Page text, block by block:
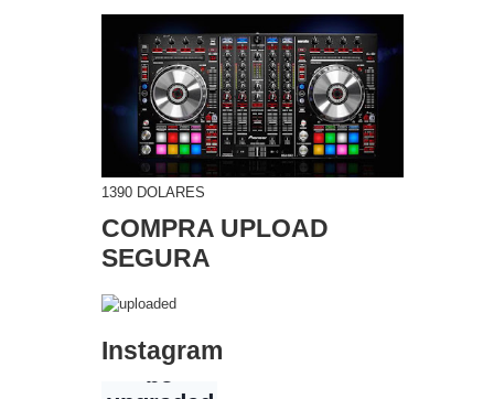
1390 DOLARES
COMPRA UPLOAD
SEGURA
Instagram